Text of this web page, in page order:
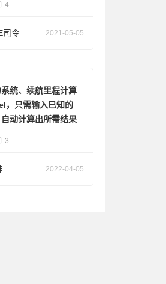
4
司令 2021-05-05
统、续航里程计算
，只需输入已知的
动计算出所需结果
3
2022-04-05